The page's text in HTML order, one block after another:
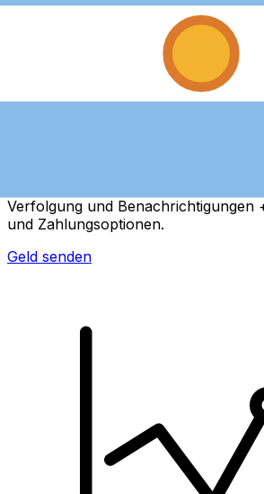
Verfolgung und Benachrichtigungen
und Zahlungsoptionen.
Geld senden